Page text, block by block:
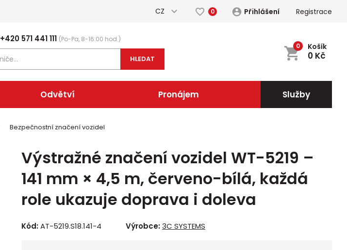
CZ 0 Přihlášení Registrace
+420 571 441 111 (Po-Pa, 8-16:00 hod.)
HLEDAT
Košík
0 Kč
0
Odvětví Pronájem Služby
Bezpečnostní značení vozidel
Výstražné značení vozidel WT-5219 –
141 mm × 4,5 m, červeno-bílá, každá
role ukazuje doprava i doleva
Kód:AT-5219.S18.141-4 Výrobce:3C SYSTEMS